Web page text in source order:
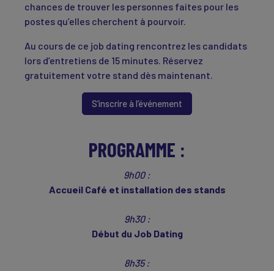
chances de trouver les personnes faites pour les
postes qu’elles cherchent à pourvoir.
Au cours de ce job dating rencontrez les candidats
lors d’entretiens de 15 minutes. Réservez
gratuitement votre stand dès maintenant.
S’inscrire à l’événement
PROGRAMME :
9h00 :
Accueil Café et installation des stands
9h30 :
Début du Job Dating
8h35 :